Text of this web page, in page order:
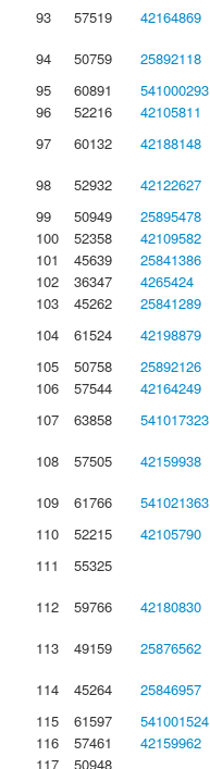
93
57519 42164869
94
50759 25892118
95
60891 541000293
96
52216 42105811
97
60132 42188148
98
52932 42122627
99
50949 25895478
100
52358 42109582
101
45639 25841386
102
36347 4265424
103
45262 25841289
104
61524 42198879
105
50758 25892126
106
57544 42164249
107
63858 541017323
108
57505 42159938
109
61766 541021363
110
52215 42105790
111
55325
112
59766 42180830
113
49159 25876562
114
45264 25846957
115
61597 541001524
116
57461 42159962
117
50948